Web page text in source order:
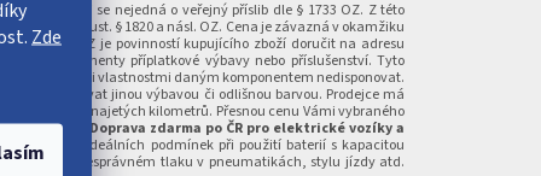
Zde
„OZ“), ani se nejedná o veřejný příslib dle § 1733 OZ. Z této
dle ust. § 1820 a násl. OZ. Cena je závazná v okamžiku
§ 1829 OZ je povinností kupujícího zboží doručit na adresu
komponenty příplatkové výbavy nebo příslušenství. Tyto
svými vlastnostmi daným komponentem nedisponovat.
disponovat jinou výbavou či odlišnou barvou. Prodejce má
a počtu najetých kilometrů. Přesnou cenu Vámi vybraného
* Doprava zdarma po ČR pro elektrické vozíky a
uváděn za ideálních podmínek při použití baterií s kapacitou
zastavení, nesprávném tlaku v pneumatikách, stylu jízdy atd.